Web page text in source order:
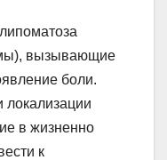
вызывающие
боли.
в жизненно
к